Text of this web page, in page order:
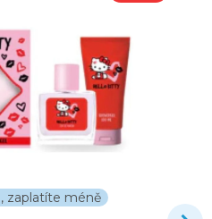
zaplatíte méně